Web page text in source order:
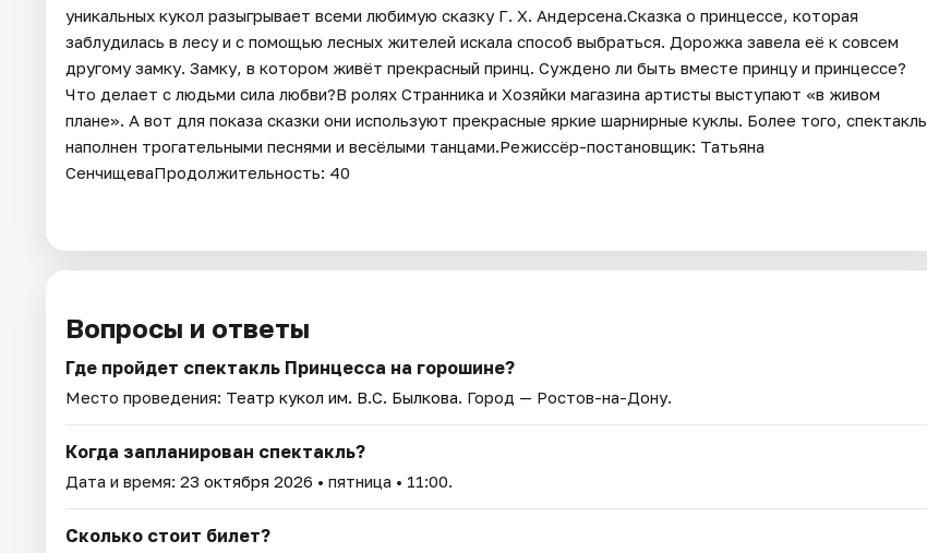
уникальных кукол разыгрывает всеми любимую сказку Г. Х. Андерсена.Сказка о принцессе, которая
заблудилась в лесу и с помощью лесных жителей искала способ выбраться. Дорожка завела её к совсем
другому замку. Замку, в котором живёт прекрасный принц. Суждено ли быть вместе принцу и принцессе?
Что делает с людьми сила любви?В ролях Странника и Хозяйки магазина артисты выступают «в живом
плане». А вот для показа сказки они используют прекрасные яркие шарнирные куклы. Более того, спектакль
наполнен трогательными песнями и весёлыми танцами.Режиссёр-постановщик: Татьяна
СенчищеваПродолжительность: 40
Вопросы и ответы
Где пройдет спектакль Принцесса на горошине?
Место проведения: Театр кукол им. В.С. Былкова. Город — Ростов-на-Дону.
Когда запланирован спектакль?
Дата и время: 23 октября 2026 • пятница • 11:00.
Сколько стоит билет?